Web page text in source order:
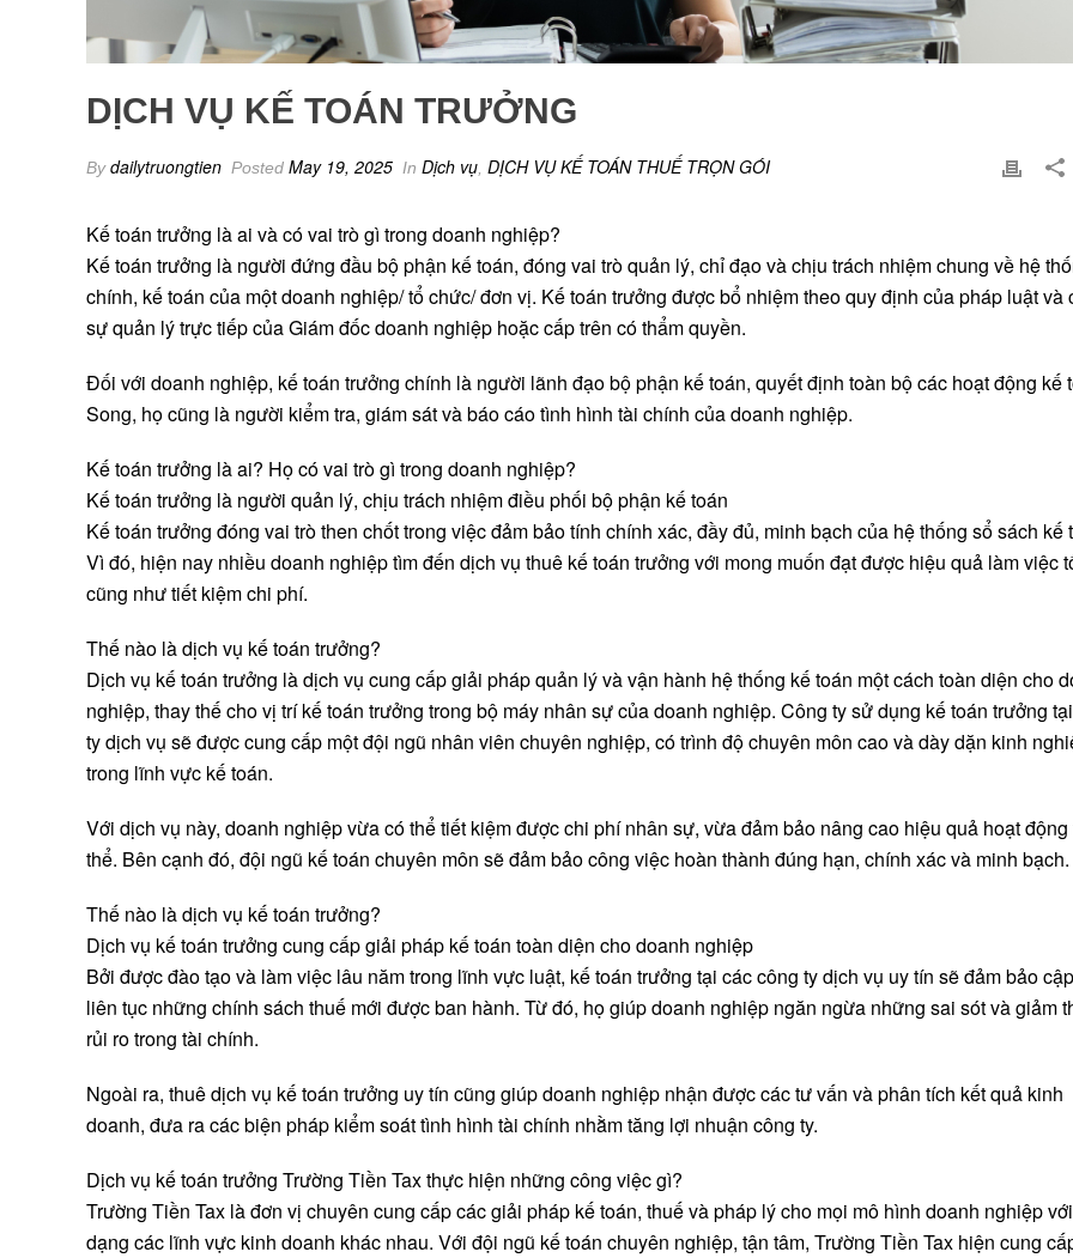
DỊCH VỤ KẾ TOÁN TRƯỞNG
Bydailytruongtien Posted May 19, 2025 In Dịch vụ DỊCH VỤ KẾ TOÁN THUẾ TRỌN GÓI
Kế toán trưởng là ai và có vai trò gì trong doanh nghiệp?
Kế toán trưởng là người đứng đầu bộ phận kế toán, đóng vai trò quản lý, chỉ đạo và chịu trách nhiệm chung về hệ
chính, kế toán của một doanh nghiệp/ tổ chức/ đơn vị. Kế toán trưởng được bổ nhiệm theo quy định của pháp luật và
sự quản lý trực tiếp của Giám đốc doanh nghiệp hoặc cấp trên có thẩm quyền.
Đối với doanh nghiệp, kế toán trưởng chính là người lãnh đạo bộ phận kế toán, quyết định toàn bộ các hoạt động kế
Song, họ cũng là người kiểm tra, giám sát và báo cáo tình hình tài chính của doanh nghiệp.
Kế toán trưởng là ai? Họ có vai trò gì trong doanh nghiệp?
Kế toán trưởng là người quản lý, chịu trách nhiệm điều phối bộ phận kế toán
Kế toán trưởng đóng vai trò then chốt trong việc đảm bảo tính chính xác, đầy đủ, minh bạch của hệ thống sổ sách kế
Vì đó, hiện nay nhiều doanh nghiệp tìm đến dịch vụ thuê kế toán trưởng với mong muốn đạt được hiệu quả làm việc
cũng như tiết kiệm chi phí.
Thế nào là dịch vụ kế toán trưởng?
Dịch vụ kế toán trưởng là dịch vụ cung cấp giải pháp quản lý và vận hành hệ thống kế toán một cách toàn diện cho
nghiệp, thay thế cho vị trí kế toán trưởng trong bộ máy nhân sự của doanh nghiệp. Công ty sử dụng kế toán trưởng
ty dịch vụ sẽ được cung cấp một đội ngũ nhân viên chuyên nghiệp, có trình độ chuyên môn cao và dày dặn kinh
trong lĩnh vực kế toán.
Với dịch vụ này, doanh nghiệp vừa có thể tiết kiệm được chi phí nhân sự, vừa đảm bảo nâng cao hiệu quả hoạt động
thể. Bên cạnh đó, đội ngũ kế toán chuyên môn sẽ đảm bảo công việc hoàn thành đúng hạn, chính xác và minh bạch.
Thế nào là dịch vụ kế toán trưởng?
Dịch vụ kế toán trưởng cung cấp giải pháp kế toán toàn diện cho doanh nghiệp
Bởi được đào tạo và làm việc lâu năm trong lĩnh vực luật, kế toán trưởng tại các công ty dịch vụ uy tín sẽ đảm bảo
liên tục những chính sách thuế mới được ban hành. Từ đó, họ giúp doanh nghiệp ngăn ngừa những sai sót và giảm
rủi ro trong tài chính.
Ngoài ra, thuê dịch vụ kế toán trưởng uy tín cũng giúp doanh nghiệp nhận được các tư vấn và phân tích kết quả kinh
doanh, đưa ra các biện pháp kiểm soát tình hình tài chính nhằm tăng lợi nhuận công ty.
Dịch vụ kế toán trưởng Trường Tiền Tax thực hiện những công việc gì?
Trường Tiền Tax là đơn vị chuyên cung cấp các giải pháp kế toán, thuế và pháp lý cho mọi mô hình doanh nghiệp
dạng các lĩnh vực kinh doanh khác nhau. Với đội ngũ kế toán chuyên nghiệp, tận tâm, Trường Tiền Tax hiện cung